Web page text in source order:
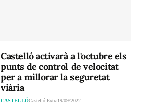
Castelló activarà a l'octubre els
punts de control de velocitat
per a millorar la seguretat
viària
CASTELLÓCastelló Extra19/09/2022